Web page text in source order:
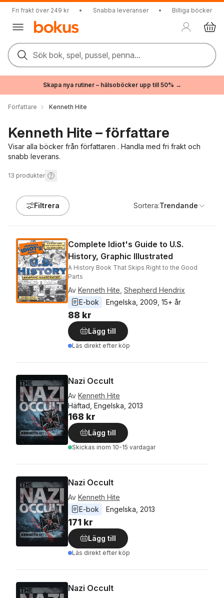
Fri frakt över 249 kr • Snabba leveranser • Billiga böcker
Sök bok, spel, pussel, penna...
Skapa nya rutiner – hälsoböcker upp till 50% →
Författare Kenneth Hite
Kenneth Hite – författare
Visar alla böcker från författaren . Handla med fri frakt och
snabb leverans.
13 produkter
Filtrera Sortera:Trendande
Complete Idiot's Guide to U.S.
History, Graphic Illustrated
A History Book That Skips Right to the Good
Parts
Av Kenneth Hite Shepherd Hendrix
E-bok
Engelska 2009 15+ år
88 kr
Lägg till
Läs direkt efter köp
Nazi Occult
Av Kenneth Hite
Häftad, Engelska, 2013
168 kr
Lägg till
Skickas inom 10-15 vardagar
Nazi Occult
Av Kenneth Hite
E-bok
Engelska 2013
171 kr
Lägg till
Läs direkt efter köp
Nazi Occult